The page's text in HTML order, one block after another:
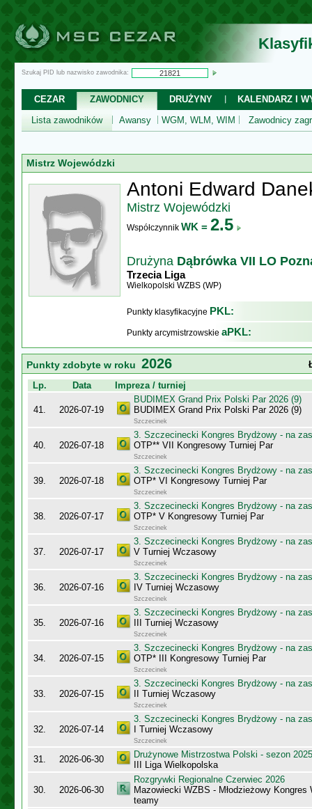
Szukaj PID lub nazwisko zawodnika:
CEZAR ZAWODNICY DRUŻYNY
KALENDARZ I
Lista zawodników
Awansy WGM, WLM, WIM Zawodnicy
Mistrz Wojewódzki
Antoni Edward
Mistrz Wojewódzki
Współczynnik WK = 2.5
Drużyna Dąbrówka VII LO
Trzecia Liga
Wielkopolski WZBS (WP)
Punkty klasyfikacyjne PKL:
Punkty arcymistrzowskie aPKL:
Punkty zdobyte w roku 2026
Lp.
Data Impreza / turniej
41. 2026-07-19
BUDIMEX Grand Prix Polski Par 2026 (9)
BUDIMEX Grand Prix Polski Par 2026 (9)
Szczecinek
40. 2026-07-18
3. Szczecinecki Kongres Brydżowy - na
OTP** VII Kongresowy Turniej Par
Szczecinek
39. 2026-07-18
3. Szczecinecki Kongres Brydżowy - na
OTP* VI Kongresowy Turniej Par
Szczecinek
38. 2026-07-17
3. Szczecinecki Kongres Brydżowy - na
OTP* V Kongresowy Turniej Par
Szczecinek
37. 2026-07-17
3. Szczecinecki Kongres Brydżowy - na
V Turniej Wczasowy
Szczecinek
36. 2026-07-16
3. Szczecinecki Kongres Brydżowy - na
IV Turniej Wczasowy
Szczecinek
35. 2026-07-16
3. Szczecinecki Kongres Brydżowy - na
III Turniej Wczasowy
Szczecinek
34. 2026-07-15
3. Szczecinecki Kongres Brydżowy - na
OTP* III Kongresowy Turniej Par
Szczecinek
33. 2026-07-15
3. Szczecinecki Kongres Brydżowy - na
II Turniej Wczasowy
Szczecinek
32. 2026-07-14
3. Szczecinecki Kongres Brydżowy - na
I Turniej Wczasowy
Szczecinek
31. 2026-06-30
Drużynowe Mistrzostwa Polski - sezon
III Liga Wielkopolska
30. 2026-06-30
Rozgrywki Regionalne Czerwiec 2026
Mazowiecki WZBS - Młodzieżowy Kongres
teamy